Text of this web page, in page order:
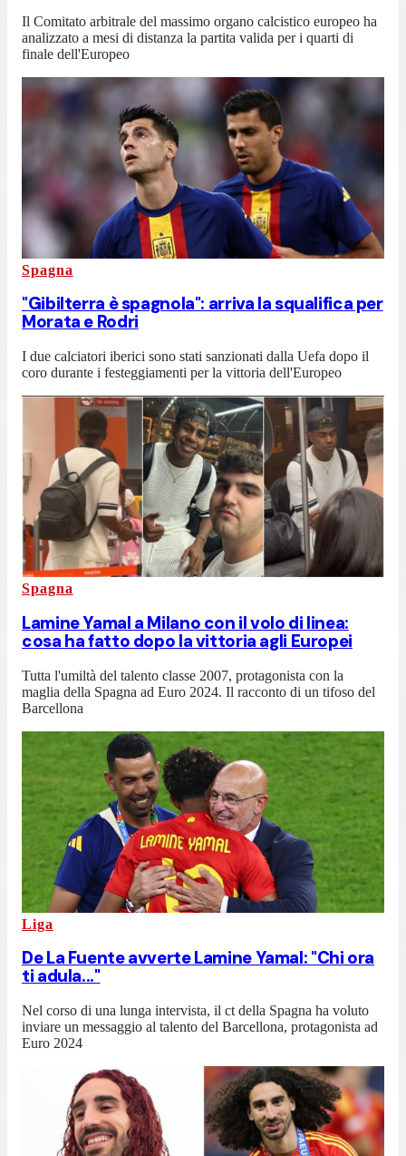
Il Comitato arbitrale del massimo organo calcistico europeo ha
analizzato a mesi di distanza la partita valida per i quarti di
finale dell'Europeo
Spagna
"Gibilterra è spagnola": arriva la squalifica per
Morata e Rodri
I due calciatori iberici sono stati sanzionati dalla Uefa dopo il
coro durante i festeggiamenti per la vittoria dell'Europeo
Spagna
Lamine Yamal a Milano con il volo di linea:
cosa ha fatto dopo la vittoria agli Europei
Tutta l'umiltà del talento classe 2007, protagonista con la
maglia della Spagna ad Euro 2024. Il racconto di un tifoso del
Barcellona
Liga
De La Fuente avverte Lamine Yamal: "Chi ora
ti adula..."
Nel corso di una lunga intervista, il ct della Spagna ha voluto
inviare un messaggio al talento del Barcellona, protagonista ad
Euro 2024